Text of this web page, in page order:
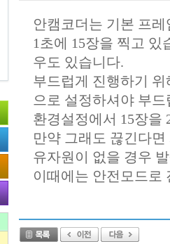
안캠코더는 기본 프
1초에 15장을 찍고
우도 있습니다.
부드럽게 진행하기
으로 설정하셔야 부
환경설정에서 15장을
만약 그래도 끊긴다
유자원이 없을 경우
이때에는 안전모드로